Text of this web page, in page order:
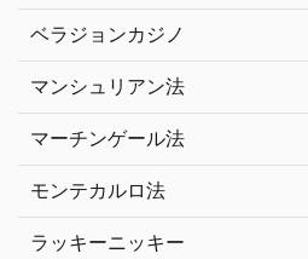
ベラジョンカジノ
マンシュリアン法
マーチンゲール法
モンテカルロ法
ラッキーニッキー